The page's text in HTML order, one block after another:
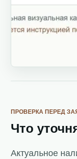
ПРОВЕРКА ПЕРЕД
Что
Актуальное